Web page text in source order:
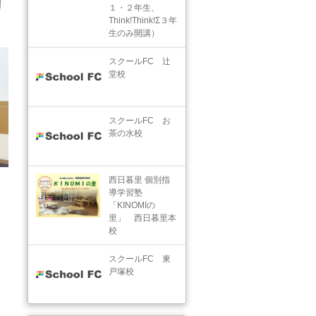
１・２年生、
Think!Think!Σ３年
生のみ開講）
スクールFC 辻
堂校
スクールFC お
茶の水校
西日暮里 個別指
導学習塾
「KINOMIの
里」 西日暮里本
校
スクールFC 東
戸塚校